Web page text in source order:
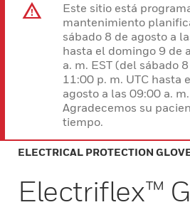
Este sitio está
mantenimiento
sábado 8 de agosto a
hasta el domingo 9 de
a. m. EST (del sábado
11:00 p. m. UTC hasta
agosto a las 09:00 a.
Agradecemos su
tiempo.
ELECTRICAL PROTECTION
Electriflex™